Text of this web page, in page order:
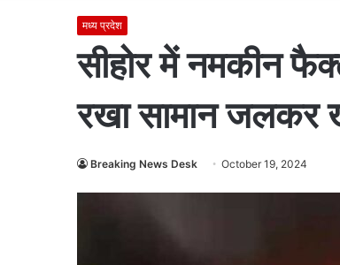
मध्य प्रदेश
सीहोर में नमकीन
रखा सामान जलकर
Breaking News Desk October 19, 2024